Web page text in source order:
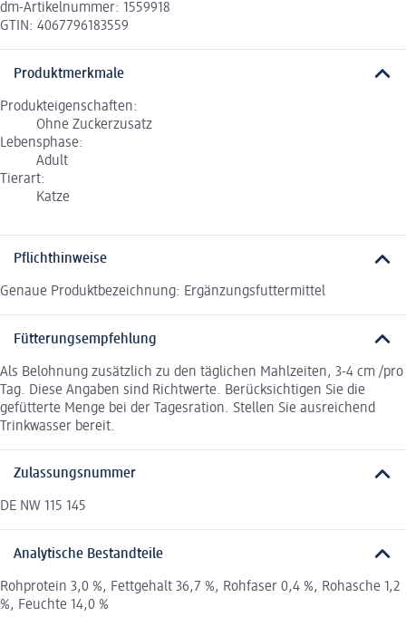
dm-Artikelnummer: 1559918
GTIN: 4067796183559
Produktmerkmale
Produkteigenschaften:
Ohne Zuckerzusatz
Lebensphase:
Adult
Tierart:
Katze
Pflichthinweise
Genaue Produktbezeichnung: Ergänzungsfuttermittel
Fütterungsempfehlung
Als Belohnung zusätzlich zu den täglichen Mahlzeiten, 3-4 cm /pro
Tag. Diese Angaben sind Richtwerte. Berücksichtigen Sie die
gefütterte Menge bei der Tagesration. Stellen Sie ausreichend
Trinkwasser bereit.
Zulassungsnummer
DE NW 115 145
Analytische Bestandteile
Rohprotein 3,0 %, Fettgehalt 36,7 %, Rohfaser 0,4 %, Rohasche 1,2
%, Feuchte 14,0 %